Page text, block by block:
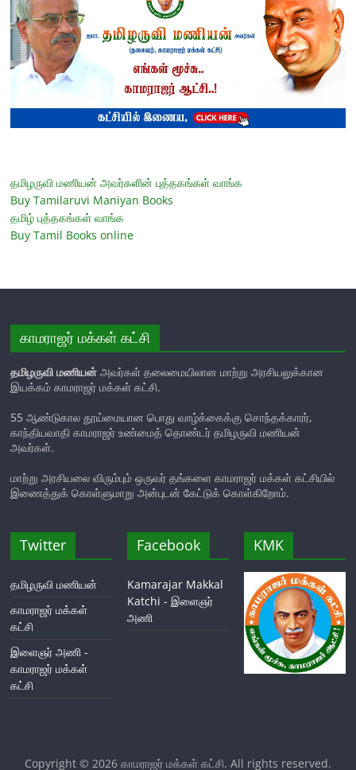
தமிழருவி மணியன் அவர்களின் புத்தகங்கள் வாங்க
Buy Tamilaruvi Maniyan Books
தமிழ் புத்தகங்கள் வாங்க
Buy Tamil Books online
காமராஜர் மக்கள் கட்சி
தமிழருவி மணியன் அவர்கள் தலைமையிலான மாற்று அரசியலுக்கான
இயக்கம் காமராஜர் மக்கள் கட்சி.
55 ஆண்டுகால தூய்மையான பொது வாழ்க்கைக்கு சொந்தக்காரர்,
காந்தியவாதி காமராஜர் உண்மைத் தொண்டர் தமிழருவி மணியன்
அவர்கள்.
மாற்று அரசியலை விரும்பும் ஒருவர் தங்களை காமராஜர் மக்கள் கட்சியில்
இணைத்துக் கொள்ளுமாறு அன்புடன் கேட்டுக் கொள்கிறோம்.
Twitter
தமிழருவி மணியன்
காமராஜர் மக்கள்
கட்சி
இளைஞர் அணி -
காமராஜர் மக்கள்
கட்சி
Facebook
Kamarajar Makkal
Katchi - இளைஞர்
அணி
KMK
Copyright © 2026 காமராஜர் மக்கள் கட்சி. All rights reserved.